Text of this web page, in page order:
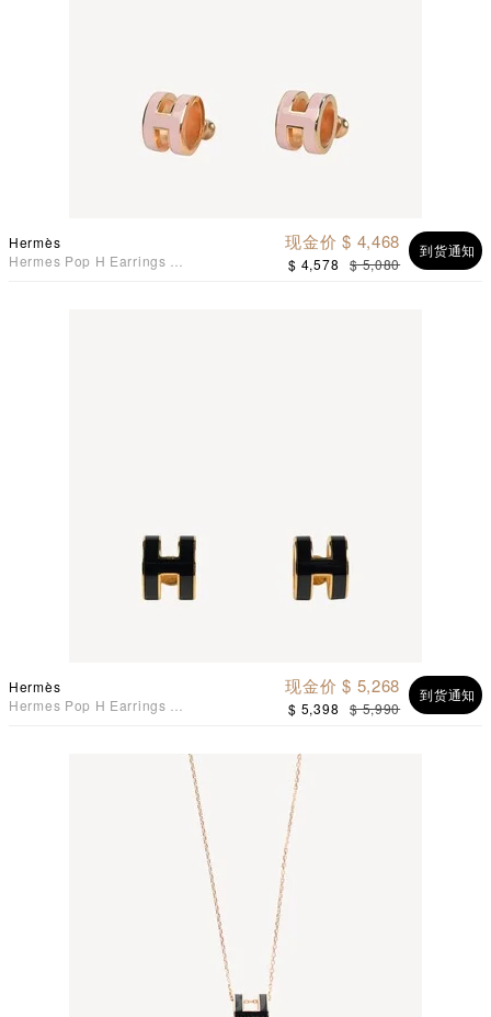
Hermès
Hermes Pop H Earrings 耳
到货通知
现金价 $ 4,468
$ 4,578 $ 5,080
Hermès
Hermes Pop H Earrings 耳
到货通知
现金价 $ 5,268
$ 5,398 $ 5,990